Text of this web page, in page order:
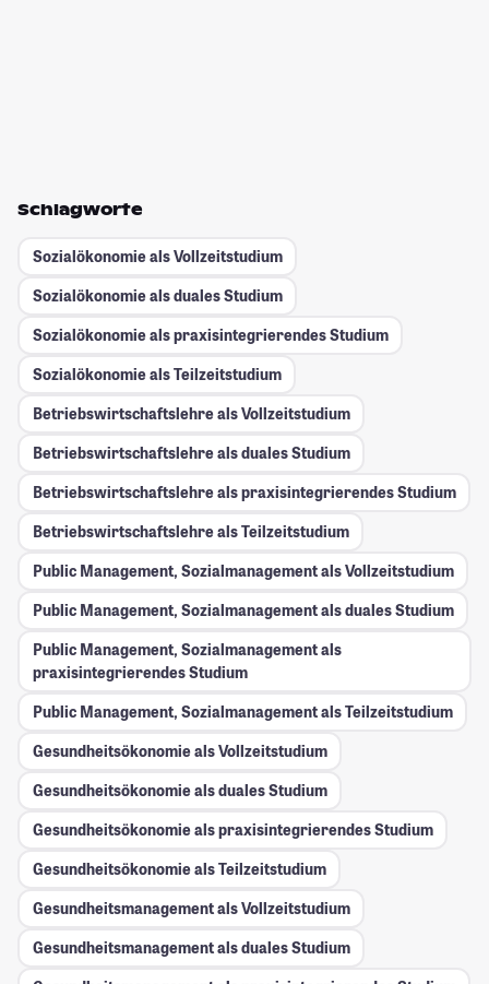
Schlagworte
Sozialökonomie als Vollzeitstudium
Sozialökonomie als duales Studium
Sozialökonomie als praxisintegrierendes Studium
Sozialökonomie als Teilzeitstudium
Betriebswirtschaftslehre als Vollzeitstudium
Betriebswirtschaftslehre als duales Studium
Betriebswirtschaftslehre als praxisintegrierendes Studium
Betriebswirtschaftslehre als Teilzeitstudium
Public Management, Sozialmanagement als Vollzeitstudium
Public Management, Sozialmanagement als duales Studium
Public Management, Sozialmanagement als
praxisintegrierendes Studium
Public Management, Sozialmanagement als Teilzeitstudium
Gesundheitsökonomie als Vollzeitstudium
Gesundheitsökonomie als duales Studium
Gesundheitsökonomie als praxisintegrierendes Studium
Gesundheitsökonomie als Teilzeitstudium
Gesundheitsmanagement als Vollzeitstudium
Gesundheitsmanagement als duales Studium